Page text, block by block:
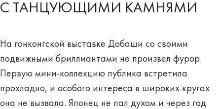
С ТАНЦУЮЩИМИ КАМНЯМИ
На гонконгской выставке Добаши со своими
подвижными бриллиантами не произвел фурор.
Первую мини-коллекцию публика встретила
прохладно, и особого интереса в широких кругах
она не вызвала. Японец не пал духом и через год